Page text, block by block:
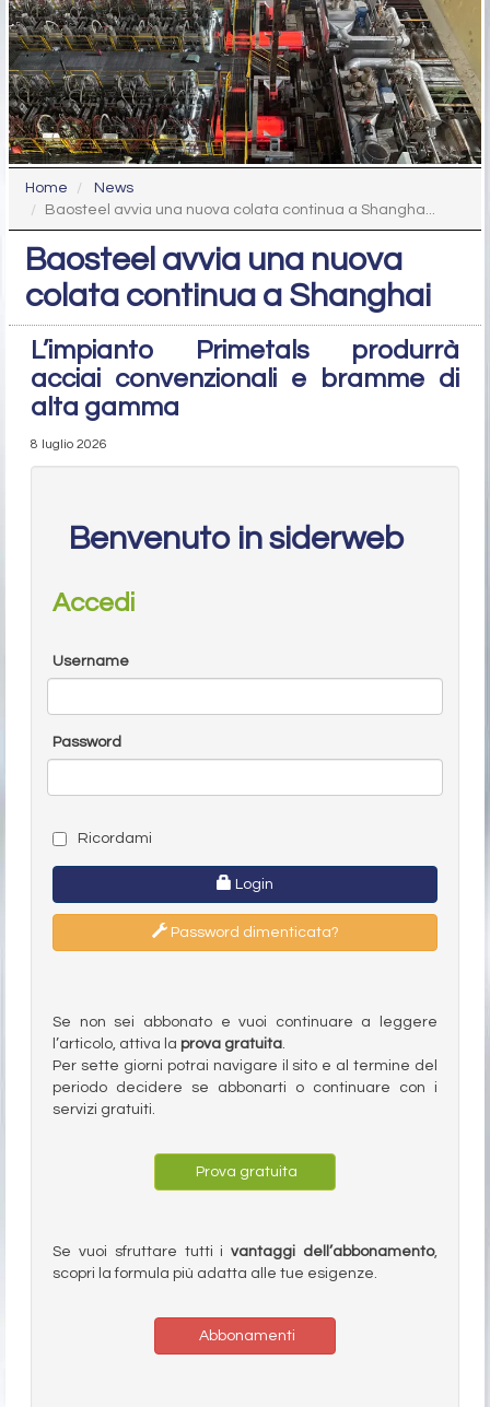
Home
News
Baosteel avvia una nuova colata continua a Shangha...
Baosteel avvia una nuova
colata continua a Shanghai
L’impianto Primetals produrrà
acciai convenzionali e bramme di
alta gamma
8 luglio 2026
Benvenuto in siderweb
Accedi
Username
Password
Ricordami
Login
Password dimenticata?
Se non sei abbonato e vuoi continuare a leggere
l’articolo, attiva la prova gratuita.
Per sette giorni potrai navigare il sito e al termine del
periodo decidere se abbonarti o continuare con i
servizi gratuiti.
Prova gratuita
Se vuoi sfruttare tutti ivantaggi dell’abbonamento,
scopri la formula più adatta alle tue esigenze.
Abbonamenti